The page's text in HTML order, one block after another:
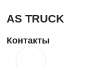
AS TRUCK
Контакты